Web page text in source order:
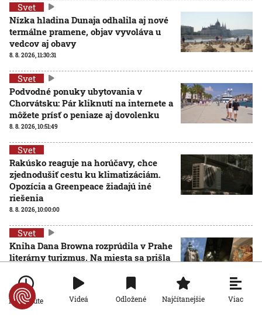
Svet
Nízka hladina Dunaja odhalila aj nové
termálne pramene, objav vyvoláva u
vedcov aj obavy
8. 8. 2026, 11:30:31
Svet
Podvodné ponuky ubytovania v
Chorvátsku: Pár kliknutí na internete a
môžete prísť o peniaze aj dovolenku
8. 8. 2026, 10:51:49
Svet
Rakúsko reaguje na horúčavy, chce
zjednodušiť cestu ku klimatizáciám.
Opozícia a Greenpeace žiadajú iné
riešenia
8. 8. 2026, 10:00:00
Svet
Kniha Dana Browna rozprúdila v Prahe
literárny turizmus. Na miesta sa prišla
služba
8. 8. 2026, 9:00:00
Po minúte Videá Odložené Najčítanejšie Viac